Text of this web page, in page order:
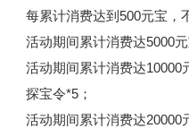
每累计消费达到500元宝，
活动期间累计消费达5000
活动期间累计消费达10000
探宝令*5；
活动期间累计消费达20000